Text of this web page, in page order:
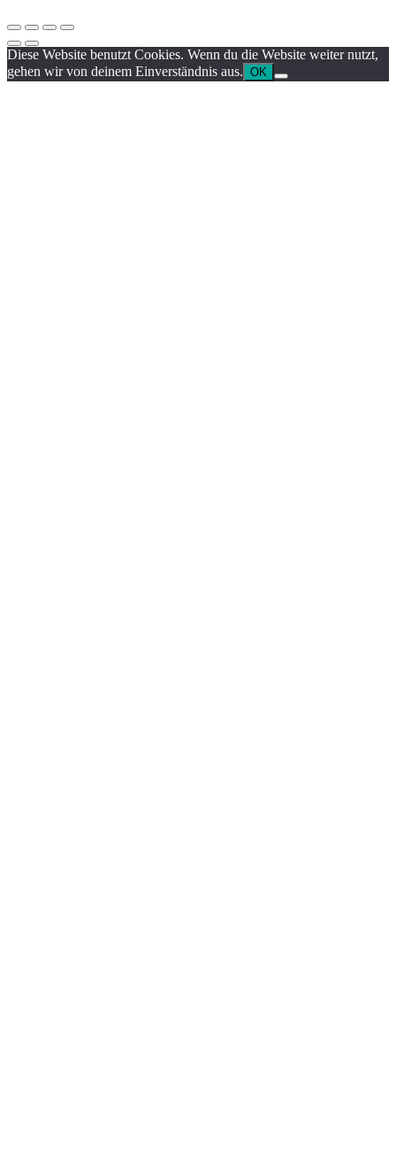
Diese Website benutzt Cookies. Wenn du die Website weiter nutzt,
gehen wir von deinem Einverständnis aus. OK